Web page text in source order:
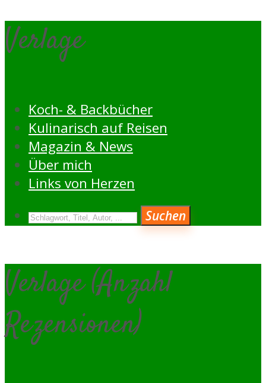
Verlage
Koch- & Backbücher
Kulinarisch auf Reisen
Magazin & News
Über mich
Links von Herzen
Suchen
Verlage (Anzahl
Rezensionen)